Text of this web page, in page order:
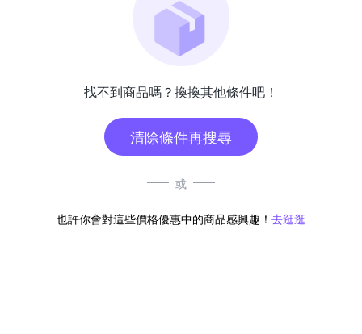
找不到商品嗎？換換其他條件吧！
清除條件再搜尋
或
也許你會對這些價格優惠中的商品感興趣！ 去逛逛